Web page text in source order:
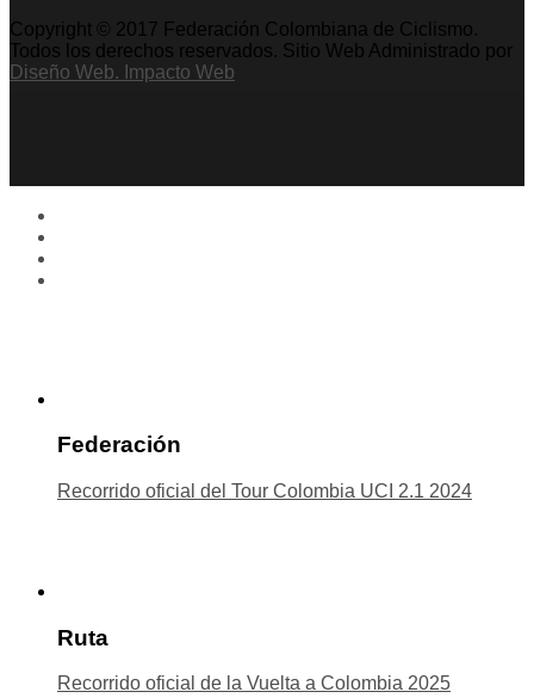
Copyright © 2017 Federación Colombiana de Ciclismo.
Todos los derechos reservados. Sitio Web Administrado por
Diseño Web. Impacto Web
Federación
Recorrido oficial del Tour Colombia UCI 2.1 2024
Ruta
Recorrido oficial de la Vuelta a Colombia 2025